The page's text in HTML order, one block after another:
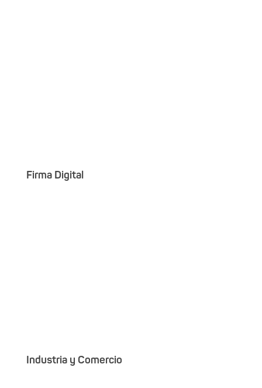
Firma Digital
Industria y Comercio